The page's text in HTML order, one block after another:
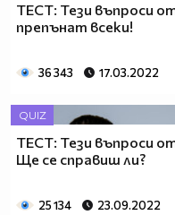
ТЕСТ: Тези въпроси
препънат всеки!
36 343 17.03.2022
QUIZ
ТЕСТ: Тези въпроси
Ще се справиш ли?
25 134 23.09.2022